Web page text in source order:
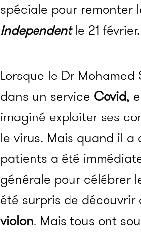
spéciale pour remonter
Independent le 21 février.
Lorsque le Dr
dans un service Covid,
imaginé exploiter ses
le virus. Mais quand il
patients a été
générale pour célébrer
été surpris de
violon. Mais tous ont